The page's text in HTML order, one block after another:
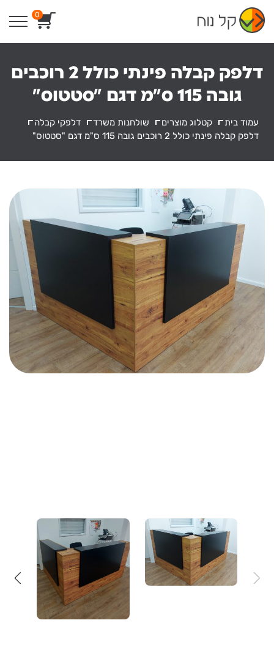
content
0
דלפק קבלה פינתי כולל 2 רוכבים
גובה 115 ס"מ דגם "סטטוס"
עמוד בית קטלוג מוצרים שולחנות משרד
דלפקי קבלה
דלפק קבלה פינתי כולל 2 רוכבים גובה 115 ס"מ דגם "סטטוס"